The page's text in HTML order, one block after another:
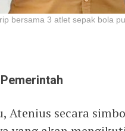
bersama 3 atlet sepak bola
Atenius secara